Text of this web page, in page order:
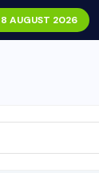
8 AUGUST 2026